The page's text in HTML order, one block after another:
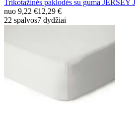
Trikotažinės paklodės su guma
nuo 9,22 €12,29 €
22 spalvos7 dydžiai